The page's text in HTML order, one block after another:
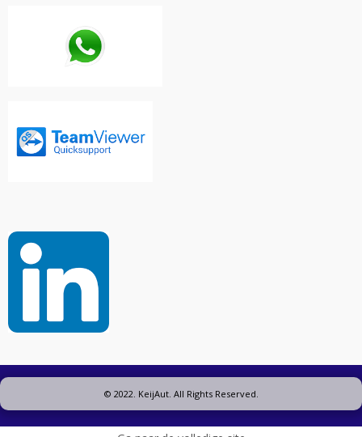
© 2022. KeijAut. All Rights Reserved.